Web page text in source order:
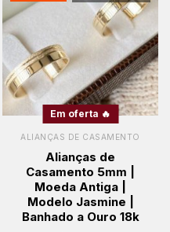
Em oferta 🔥
ALIANÇAS DE CASAMENTO
Alianças de
Casamento 5mm |
Moeda Antiga |
Modelo Jasmine |
Banhado a Ouro 18k